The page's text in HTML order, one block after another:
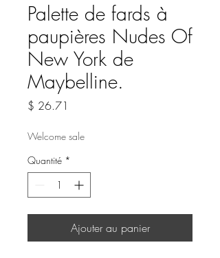
Palette de fards à
paupières Nudes Of
New York de
Maybelline.
$ 26.71
Welcome sale
Quantité *
Ajouter au panier